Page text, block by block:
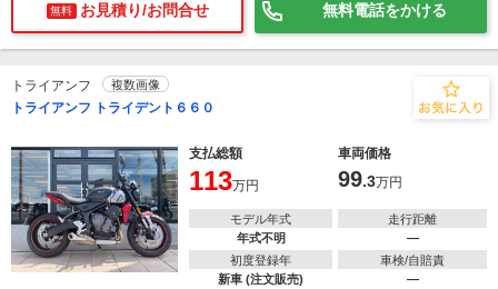
無料 お見積り/お問合せ 無料電話をかける
トライアンフ 複数画像
トライアンフ トライデント６６０
支払総額 車両価格
113万円 99.3万円
モデル年式
年式不明
走行距離
―
初度登録年
新車 (注文販売)
車検/自賠責
―